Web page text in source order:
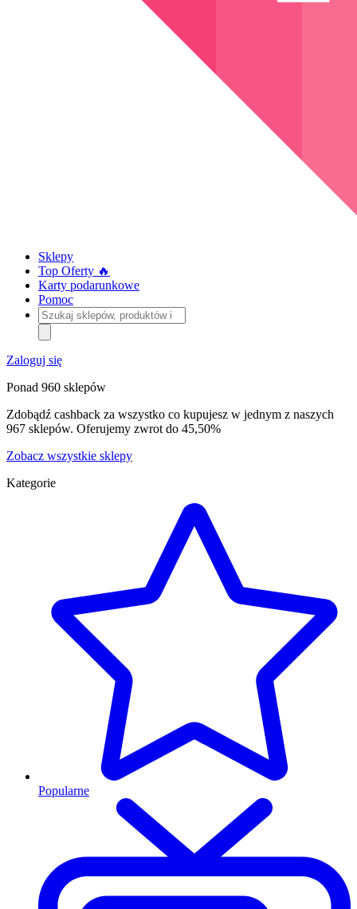
Sklepy
Top Oferty 🔥
Karty podarunkowe
Pomoc
Szukaj
sklepów,
produktów
i
kategorii
Zaloguj się
Ponad 960 sklepów
Zdobądź cashback za wszystko co kupujesz w jednym z naszych
967 sklepów. Oferujemy zwrot do 45,50%
Zobacz wszystkie sklepy
Kategorie
Popularne